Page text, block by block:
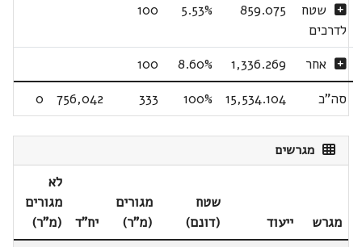
שטח
לדרכים
859.075
5.53%
100
אחר 1,336.269
8.60%
100
סה"כ
15,534.104
100%
333
756,042
0
מגרשים
מגרש ייעוד
שטח
(דונם)
מגורים
(מ"ר)
יח"ד
לא
מגורים
(מ"ר)